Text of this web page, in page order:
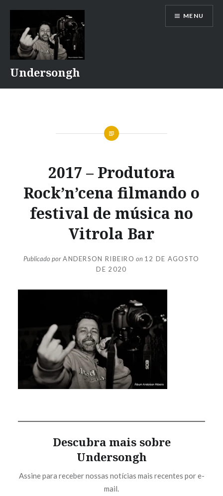
conteúdo
Undersongh
MENU
2017 – Produtora
Rock’n’cena filmando o
festival de música no
Vitrola Bar
Publicado porANDERSON RIBEIRO on 12 DE AGOSTO
DE 2020
Descubra mais sobre
Undersongh
Assine para receber nossas notícias mais recentes por e-
mail.